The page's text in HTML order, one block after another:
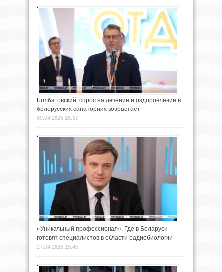
Болбатовский: спрос на лечение и оздоровление в
белорусских санаториях возрастает
09.04.2026 15:37
«Уникальный профессионал». Где в Беларуси
готовят специалистов в области радиобиологии
27.04.2026 15:45